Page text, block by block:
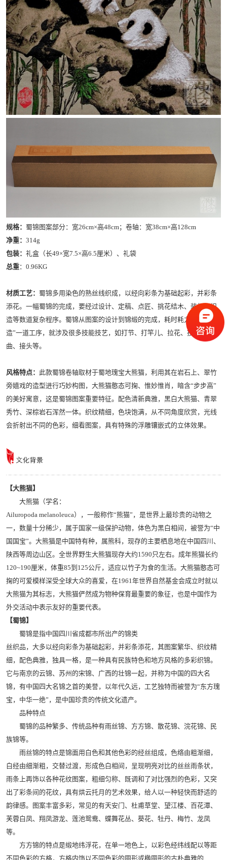
规格： 蜀锦图案部分：宽26cm×高48cm；卷轴：宽38cm×高128cm
净重： 314g
包装： 礼盒（长49×宽7.5×高6.5厘米）、礼袋
总重：0.96KG
材质工艺： 蜀锦多用染色的熟丝线织成，以经向彩条为基础起彩，并彩条
添花。一幅蜀锦的完成，要经过设计、定稿、点匠、挑花结木、装机、织
造等数道复杂程序。蜀锦从图案的设计到锦缎的完成，耗时耗力，仅“织
造”一道工序，就涉及很多技能技艺，如打节、打竿儿、拉花、投梭、转下
曲、接头等。
风格特点： 此款蜀锦卷轴取材于蜀地瑰宝大熊猫，利用其在岩石上、翠竹
旁嬉戏的造型进行巧妙构图，大熊猫憨态可掬、惟妙惟肖，暗含“步步高”
的美好寓意，这是蜀锦图案重要特征。配色清新典雅，黑白大熊猫、青翠
秀竹、深棕岩石浑然一体。织纹精细，色块饱满，从不同角度欣赏，光线
会折射出不同的色彩，细看图案，具有特殊的浮雕镶嵌式的立体效果。
【大熊猫】
大熊猫（学名：
Ailuropoda melanoleuca），一般称作“熊猫”，是世界上最珍贵的动物之
一，数量十分稀少，属于国家一级保护动物，体色为黑白相间，被誉为“中
国国宝”。大熊猫是中国特有种，属熊科，现存的主要栖息地在中国四川、
陕西等周边山区。全世界野生大熊猫现存大约1590只左右。成年熊猫长约
120~190厘米，体重85到125公斤，适应以竹子为食的生活。大熊猫憨态可
掬的可爱模样深受全球大众的喜爱，在1961年世界自然基金会成立时就以
大熊猫为其标志，大熊猫俨然成为物种保育最重要的象征，也是中国作为
外交活动中表示友好的重要代表。
【蜀锦】
蜀锦是指中国四川省成都市所出产的锦类
丝织品，大多以经向彩条为基础起彩，并彩条添花，其图案繁华、织纹精
细，配色典雅，独具一格，是一种具有民族特色和地方风格的多彩织锦。
它与南京的云锦、苏州的宋锦、广西的壮锦一起，并称为中国的四大名
锦，有中国四大名锦之首的美誉，以年代久远，工艺独特而被誉为“东方瑰
宝，中华一绝”，是中国珍贵的传统文化遗产。
品种特点
蜀锦的品种繁多、传统品种有雨丝锦、方方锦、散花锦、浣花锦、民
族锦等。
雨丝锦的特点是锦面用白色和其他色彩的经丝组成，色络由粗渐细，
白经由细渐粗，交替过渡，形成色白相间，呈现明亮对比的丝丝雨条状，
雨条上再饰以各种花纹图案，粗细匀称、既调和了对比强烈的色彩，又突
出了彩条间的花纹，具有烘云托月的艺术效果，给人以一种轻快而舒适的
韵律感。图案丰富多彩，常见的有天安门、杜甫草堂、望江楼、百花潭、
芙蓉白凤、翔凤游龙、莲池鸳鸯、蝶舞花丛、葵花、牡丹、梅竹、龙凤
等。
方方锦的特点是缎地纬浮花，在单一地色上，以彩色经纬线配以等距
不同色彩的方格，方格内饰以不同色彩的圆形或椭圆形的古朴典雅的